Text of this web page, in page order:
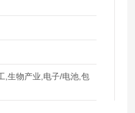
,生物产业,电子/电池,包